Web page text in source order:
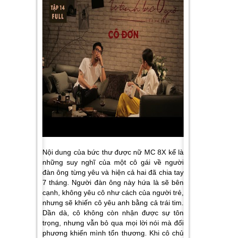
Nội dung của bức thư được nữ MC 8X kể là
những suy nghĩ của một cô gái về người
đàn ông từng yêu và hiện cả hai đã chia tay
7 tháng. Người đàn ông này hứa là sẽ bên
cạnh, không yêu cô như cách của người trẻ,
nhưng sẽ khiến cô yêu anh bằng cả trái tim.
Dần dà, cô không còn nhận được sự tôn
trọng, nhưng vẫn bỏ qua mọi lời nói mà đối
phương khiến mình tổn thương. Khi cô chủ